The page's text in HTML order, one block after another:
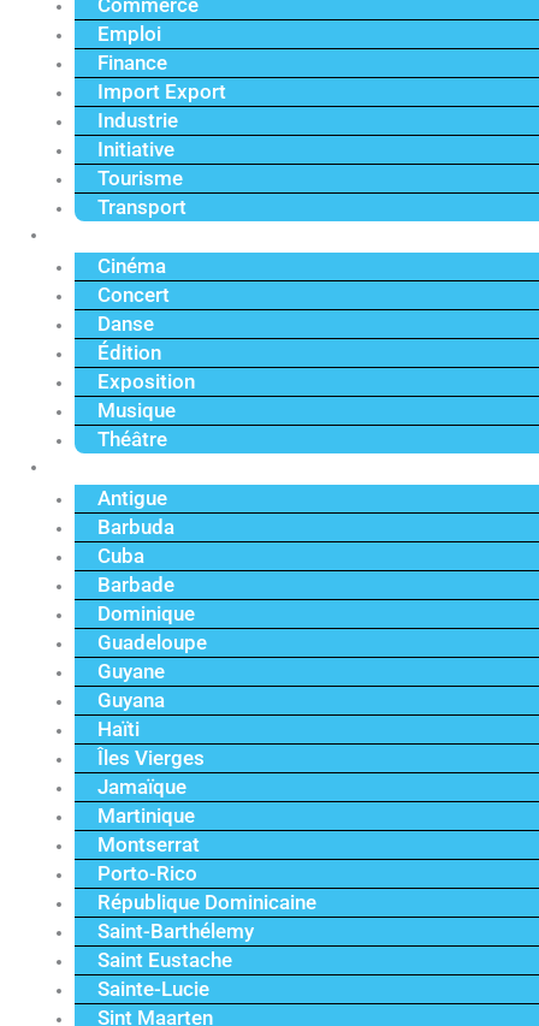
Commerce
Emploi
Finance
Import Export
Industrie
Initiative
Tourisme
Transport
Cinéma
Concert
Danse
Édition
Exposition
Musique
Théâtre
Antigue
Barbuda
Cuba
Barbade
Dominique
Guadeloupe
Guyane
Guyana
Haïti
Îles Vierges
Jamaïque
Martinique
Montserrat
Porto-Rico
République Dominicaine
Saint-Barthélemy
Saint Eustache
Sainte-Lucie
Sint Maarten